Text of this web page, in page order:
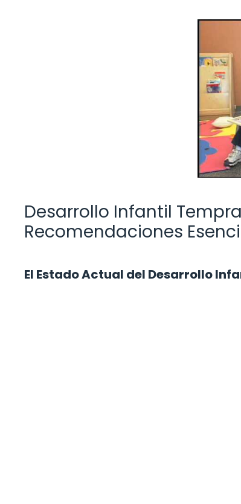
Desarrollo Infantil
Recomendaciones
El Estado Actual del Desarrollo